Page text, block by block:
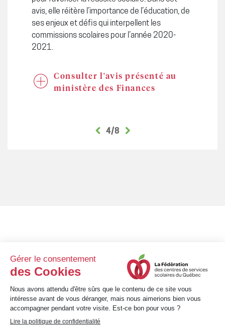
avis, elle réitère l’importance de l’éducation, de
ses enjeux et défis qui interpellent les
commissions scolaires pour l’année 2020-
2021.
Consulter l'avis présenté au
ministère des Finances
4/8
1001, avenue Bégon • Québec (Québec) • G1X 3M4
Téléphone : 418 651-3220 • Sans frais : 1 800 463-3311
info@fcssq.quebec